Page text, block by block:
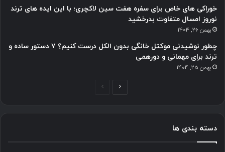
خوراکی های خاص برای سفره هفت سین لاکچری؛ با این ایده های ترند
نوروز امسال متفاوت بدرخشید
بهمن 26, 1404
چطور نوشیدنی موکتل خانگی بدون الکل درست کنیم؟ ۷ دستور ساده و
ترند برای مهمانی و دورهمی
بهمن 25, 1404
دسته بندی ها